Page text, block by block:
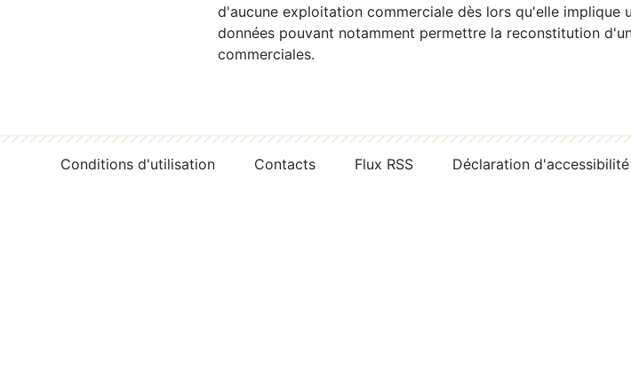
d'aucune exploitation commerciale dès lors qu'elle implique
données pouvant notamment permettre la reconstitution
commerciales.
Conditions d'utilisation Contacts Flux RSS Déclaration